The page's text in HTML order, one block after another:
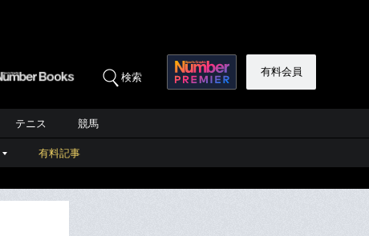
検索 有料会員
テニス 競馬
有料記事